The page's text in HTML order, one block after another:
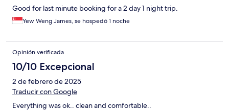
Good for last minute booking for a 2 day 1 night trip.
Yew Weng James, se hospedó 1 noche
Opinión verificada
10/10 Excepcional
2 de febrero de 2025
Traducir con Google
Everything was ok.. clean and comfortable..